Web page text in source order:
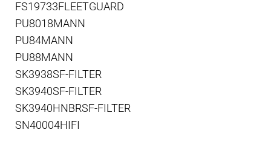
FS19733FLEETGUARD
PU8018MANN
PU84MANN
PU88MANN
SK3938SF-FILTER
SK3940SF-FILTER
SK3940HNBRSF-FILTER
SN40004HIFI